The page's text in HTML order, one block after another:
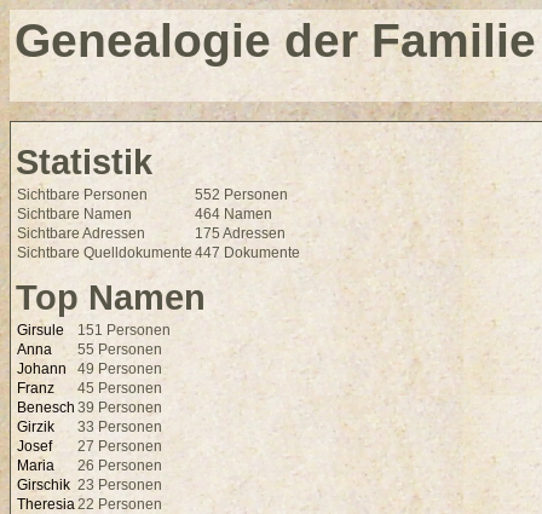
Genealogie der
Statistik
Sichtbare Personen
552 Personen
Sichtbare Namen
464 Namen
Sichtbare Adressen
175 Adressen
Sichtbare Quelldokumente 447 Dokumente
Top Namen
Girsule
151 Personen
Anna
55 Personen
Johann
49 Personen
Franz
45 Personen
Benesch 39 Personen
Girzik
33 Personen
Josef
27 Personen
Maria
26 Personen
Girschik 23 Personen
Theresia22 Personen